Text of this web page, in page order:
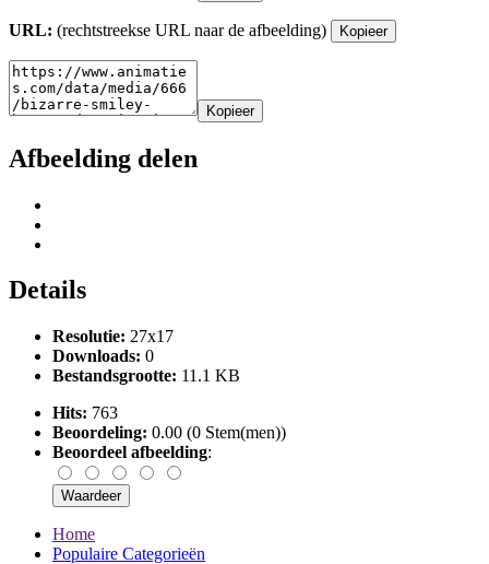
URL: (rechtstreekse URL naar de afbeelding) Kopieer
Kopieer
Afbeelding delen
Details
Resolutie: 27x17
Downloads: 0
Bestandsgrootte: 11.1 KB
Hits: 763
Beoordeling: 0.00 (0 Stem(men))
Beoordeel afbeelding:
Home
Populaire Categorieën